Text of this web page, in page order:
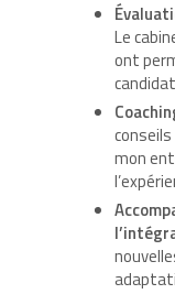
Le
ont
mon